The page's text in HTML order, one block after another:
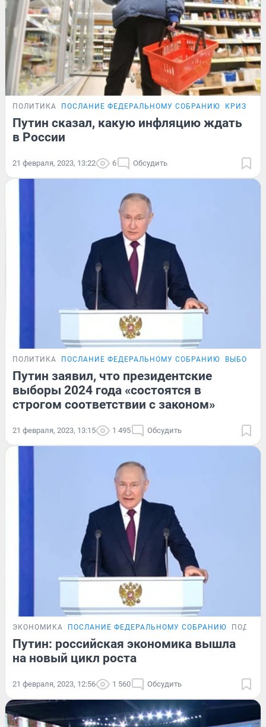
ПОЛИТИКА ПОСЛАНИЕ ФЕДЕРАЛЬНОМУ СОБРАНИЮ КРИЗИС-
Путин сказал, какую инфляцию ждать
в России
21 февраля, 2023, 13:22 6 Обсудить
ПОЛИТИКА ПОСЛАНИЕ ФЕДЕРАЛЬНОМУ СОБРАНИЮ ВЫБОРЫ
Путин заявил, что президентские
выборы 2024 года «состоятся в
строгом соответствии с законом»
21 февраля, 2023, 13:15 1 495 Обсудить
ЭКОНОМИКА ПОСЛАНИЕ ФЕДЕРАЛЬНОМУ СОБРАНИЮ
Путин: российская экономика вышла
на новый цикл роста
21 февраля, 2023, 12:56 1 560 Обсудить